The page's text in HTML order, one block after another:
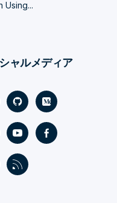
Using...
ャルメディア